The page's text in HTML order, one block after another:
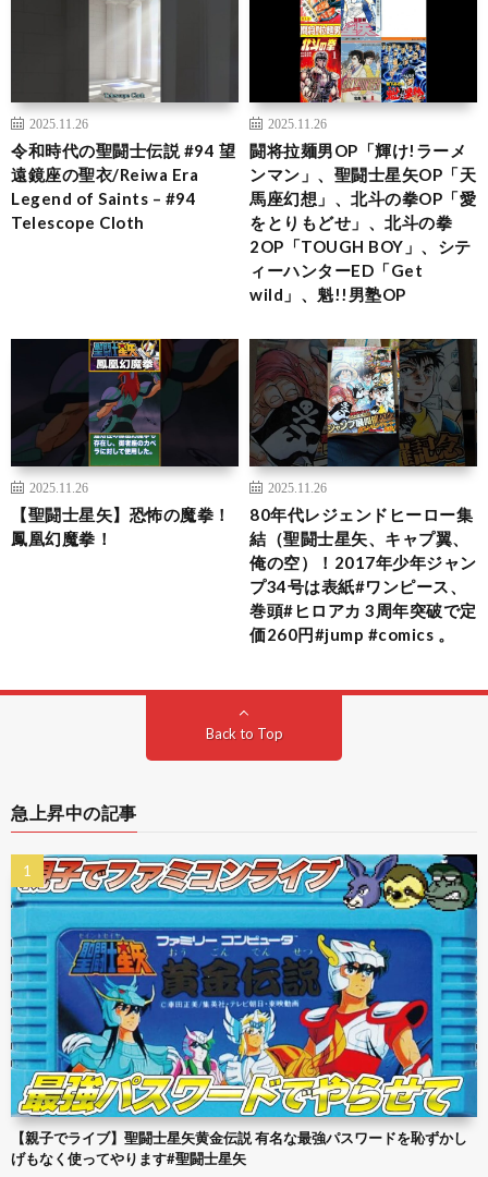
2025.11.26
令和時代の聖闘士伝説 #94 望
遠鏡座の聖衣/Reiwa Era
Legend of Saints – #94
Telescope Cloth
2025.11.26
闘将拉麺男OP「輝け!ラーメ
ンマン」、聖闘士星矢OP「天
馬座幻想」、北斗の拳OP「愛
をとりもどせ」、北斗の拳
2OP「TOUGH BOY」、シテ
ィーハンターED「Get
wild」、魁!!男塾OP
2025.11.26
【聖闘士星矢】恐怖の魔拳！
鳳凰幻魔拳！
2025.11.26
80年代レジェンドヒーロー集
結（聖闘士星矢、キャプ翼、
俺の空）！2017年少年ジャン
プ34号は表紙#ワンピース、
巻頭#ヒロアカ 3周年突破で定
価260円#jump #comics 。
Back to Top
急上昇中の記事
【親子でライブ】聖闘士星矢黄金伝説 有名な最強パスワードを恥ずかし
げもなく使ってやります#聖闘士星矢